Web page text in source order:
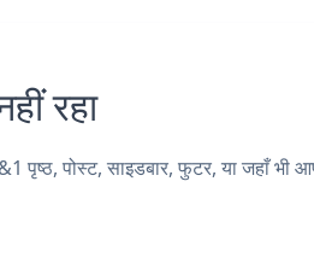
रहा
पोस्ट, साइडबार, फुटर, या जहाँ भी